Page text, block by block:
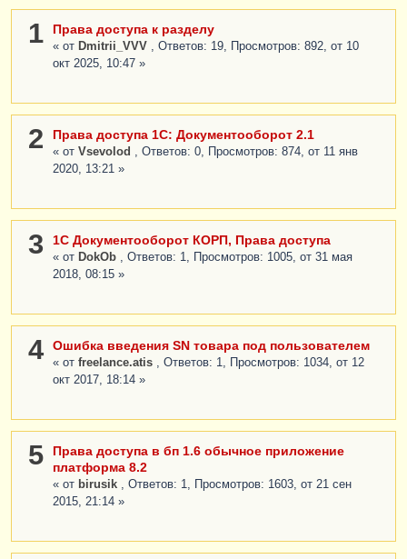
1 Права доступа к разделу
« от Dmitrii_VVV
, Ответов: 19, Просмотров: 892, от 10
окт 2025, 10:47 »
2 Права доступа 1С: Документооборот 2.1
« от Vsevolod
, Ответов: 0, Просмотров: 874, от 11 янв
2020, 13:21 »
3 1С Документооборот КОРП, Права доступа
« от DokOb
, Ответов: 1, Просмотров: 1005, от 31 мая
2018, 08:15 »
4 Ошибка введения SN товара под пользователем
« от freelance.atis
, Ответов: 1, Просмотров: 1034, от 12
окт 2017, 18:14 »
5
Права доступа в бп 1.6 обычное приложение
платформа 8.2
« от birusik
, Ответов: 1, Просмотров: 1603, от 21 сен
2015, 21:14 »